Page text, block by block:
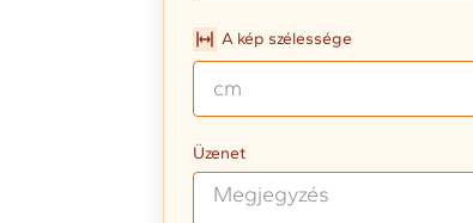
A kép szélessége
Üzenet